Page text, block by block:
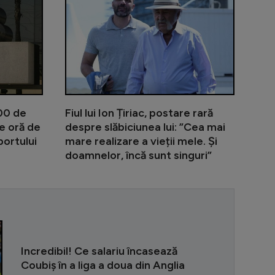
de
oră de
Fiul lui Ion Țiriac, postare rară
despre slăbiciunea lui: ”Cea mai
mare realizare a vieții mele. Și
doamnelor, încă sunt singuri”
Incredibil! Ce salariu încasează
Coubiș în a liga a doua din Anglia